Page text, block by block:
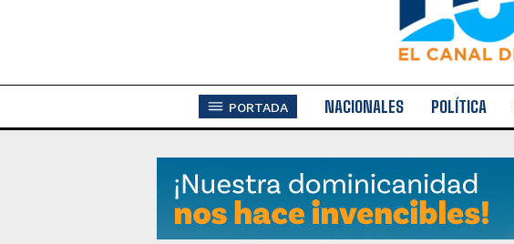
PORTADA NACIONALES POLÍTICA